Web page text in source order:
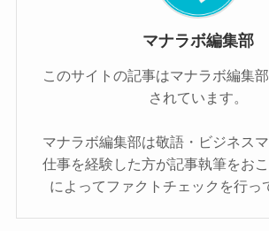
マナラボ編集部
このサイトの記事はマナラボ編集
されています。
マナラボ編集部は敬語・ビジネス
仕事を経験した方が記事執筆をお
によってファクトチェックを行っ